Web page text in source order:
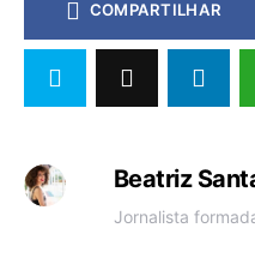
COMPARTILHAR
Beatriz
Jornalista